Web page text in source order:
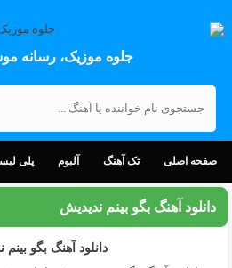
جلوه موزیک، رسانه
صفحه اصلی تک آهنگ آلبوم پلی
دانلود آهنگ بگو بینم ندیدیش
دانلود آهنگ بگو بینم